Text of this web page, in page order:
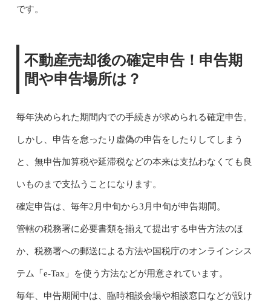
です。
不動産売却後の確定申告！申告期
間や申告場所は？
毎年決められた期間内での手続きが求められる確定申告。
しかし、申告を怠ったり虚偽の申告をしたりしてしまう
と、無申告加算税や延滞税などの本来は支払わなくても良
いものまで支払うことになります。
確定申告は、毎年2月中旬から3月中旬が申告期間。
管轄の税務署に必要書類を揃えて提出する申告方法のほ
か、税務署への郵送による方法や国税庁のオンラインシス
テム「e-Tax」を使う方法などが用意されています。
毎年、申告期間中は、臨時相談会場や相談窓口などが設け